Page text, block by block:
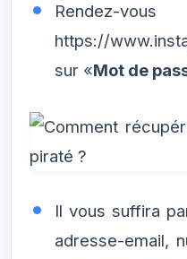
https://
sur «Mot de
Il vous suffira
adresse-email,